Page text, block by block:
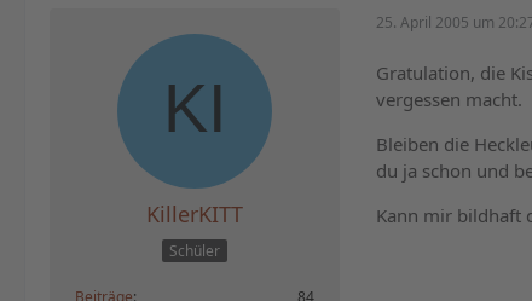
KillerKITT
Schüler
Beiträge 84
25. April 2005 um
Gratulation, die
vergessen macht.
Bleiben die
du ja schon und
Kann mir bildhaft